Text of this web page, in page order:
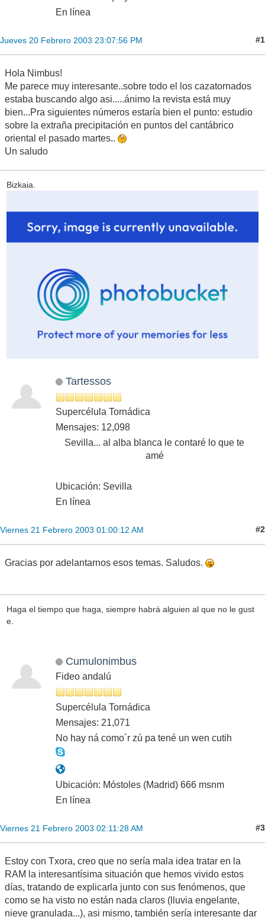
En línea
Jueves 20 Febrero 2003 23:07:56 PM #1
Hola Nimbus!
Me parece muy interesante..sobre todo el los cazatornados
estaba buscando algo asi.....ánimo la revista está muy
bien...Pra siguientes números estaría bien el punto: estudio
sobre la extraña precipitación en puntos del cantábrico
oriental el pasado martes..
Un saludo
Bizkaia.
Tartessos
Supercélula Tornádica
Mensajes: 12,098
Sevilla... al alba blanca le contaré lo que te
amé
Ubicación: Sevilla
En línea
Viernes 21 Febrero 2003 01:00:12 AM #2
Gracias por adelantarnos esos temas. Saludos.
Haga el tiempo que haga, siempre habrá alguien al que no le gust
e.
Cumulonimbus
Fideo andalú
Supercélula Tornádica
Mensajes: 21,071
No hay ná como´r zú pa tené un wen cutih
Ubicación: Móstoles (Madrid) 666 msnm
En línea
Viernes 21 Febrero 2003 02:11:28 AM #3
Estoy con Txora, creo que no sería mala idea tratar en la
RAM la interesantísima situación que hemos vivido estos
días, tratando de explicarla junto con sus fenómenos, que
como se ha visto no están nada claros (lluvia engelante,
nieve granulada...), asi mismo, también sería interesante dar